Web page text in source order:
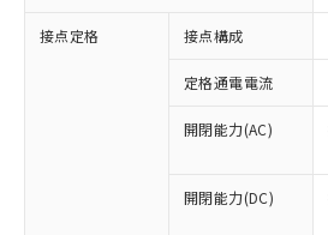
接点定格 接点構成
定格通電電流
開閉能力(AC)
開閉能力(DC)
ご利用条件
対応済み：EU RoHS指
非含有に対応した製品が提
有に対応した製品に切り替